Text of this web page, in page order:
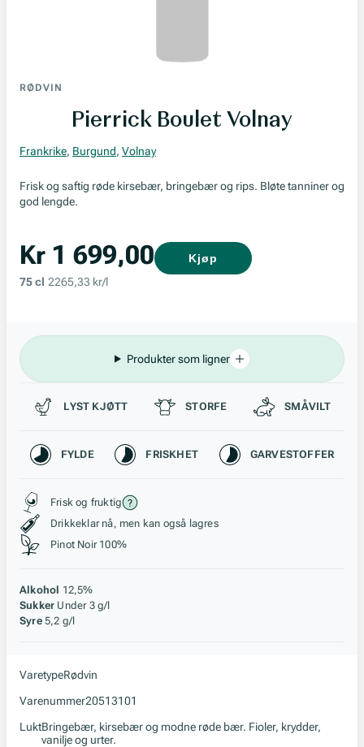
RØDVIN
Pierrick Boulet Volnay
Frankrike, Burgund, Volnay
Frisk og saftig røde kirsebær, bringebær og rips. Bløte tanniner og
god lengde.
Kr 1 699,00
75 cl 2265,33 kr/l
Kjøp
Produkter som ligner
Passer til
LYST KJØTT STORFE SMÅVILT
Karakteristikk
FYLDE FRISKHET GARVESTOFFER
Stil, lagring og råstoff
Frisk og fruktig
Drikkeklar nå, men kan også lagres
Pinot Noir 100%
Alkohol 12,5%
Sukker Under 3 g/l
Syre 5,2 g/l
VaretypeRødvin
Varenummer20513101
LuktBringebær, kirsebær og modne røde bær. Fioler, krydder,
vanilje og urter.